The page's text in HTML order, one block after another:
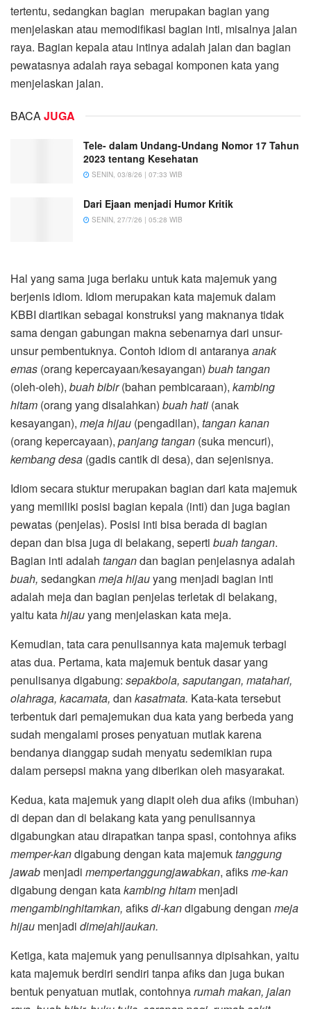
tertentu, sedangkan bagian merupakan bagian yang
menjelaskan atau memodifikasi bagian inti, misalnya jalan
raya. Bagian kepala atau intinya adalah jalan dan bagian
pewatasnya adalah raya sebagai komponen kata yang
menjelaskan jalan.
BACAJUGA
Tele- dalam Undang-Undang Nomor 17 Tahun
2023 tentang Kesehatan
SENIN, 03/8/26 | 07:33 WIB
Dari Ejaan menjadi Humor Kritik
SENIN, 27/7/26 | 05:28 WIB
Hal yang sama juga berlaku untuk kata majemuk yang
berjenis idiom. Idiom merupakan kata majemuk dalam
KBBI diartikan sebagai konstruksi yang maknanya tidak
sama dengan gabungan makna sebenarnya dari unsur-
unsur pembentuknya. Contoh idiom di antaranyaanak
emas (orang kepercayaan/kesayangan) buah tangan
(oleh-oleh), buah bibir(bahan pembicaraan), kambing
hitam (orang yang disalahkan) buah hati (anak
kesayangan), meja hijau (pengadilan), tangan kanan
(orang kepercayaan), panjang tangan (suka mencuri),
kembang desa (gadis cantik di desa), dan sejenisnya.
Idiom secara stuktur merupakan bagian dari kata majemuk
yang memiliki posisi bagian kepala (inti) dan juga bagian
pewatas (penjelas). Posisi inti bisa berada di bagian
depan dan bisa juga di belakang, seperti buah tangan.
Bagian inti adalah tangandan bagian penjelasnya adalah
buah, sedangkan meja hijauyang menjadi bagian inti
adalah meja dan bagian penjelas terletak di belakang,
yaitu katahijauyang menjelaskan kata meja.
Kemudian, tata cara penulisannya kata majemuk terbagi
atas dua. Pertama, kata majemuk bentuk dasar yang
penulisanya digabung: sepakbola, saputangan, matahari,
olahraga, kacamata, dan kasatmata. Kata-kata tersebut
terbentuk dari pemajemukan dua kata yang berbeda yang
sudah mengalami proses penyatuan mutlak karena
bendanya dianggap sudah menyatu sedemikian rupa
dalam persepsi makna yang diberikan oleh masyarakat.
Kedua, kata majemuk yang diapit oleh dua afiks (imbuhan)
di depan dan di belakang kata yang penulisannya
digabungkan atau dirapatkan tanpa spasi, contohnya afiks
memper-kandigabung dengan kata majemuktanggung
jawab menjadi mempertanggungjawabkan, afiksme-kan
digabung dengan katakambing hitam menjadi
mengambinghitamkan, afiksdi-kandigabung dengan meja
hijau menjadi dimejahijaukan.
Ketiga, kata majemuk yang penulisannya dipisahkan, yaitu
kata majemuk berdiri sendiri tanpa afiks dan juga bukan
bentuk penyatuan mutlak, contohnyarumah makan, jalan